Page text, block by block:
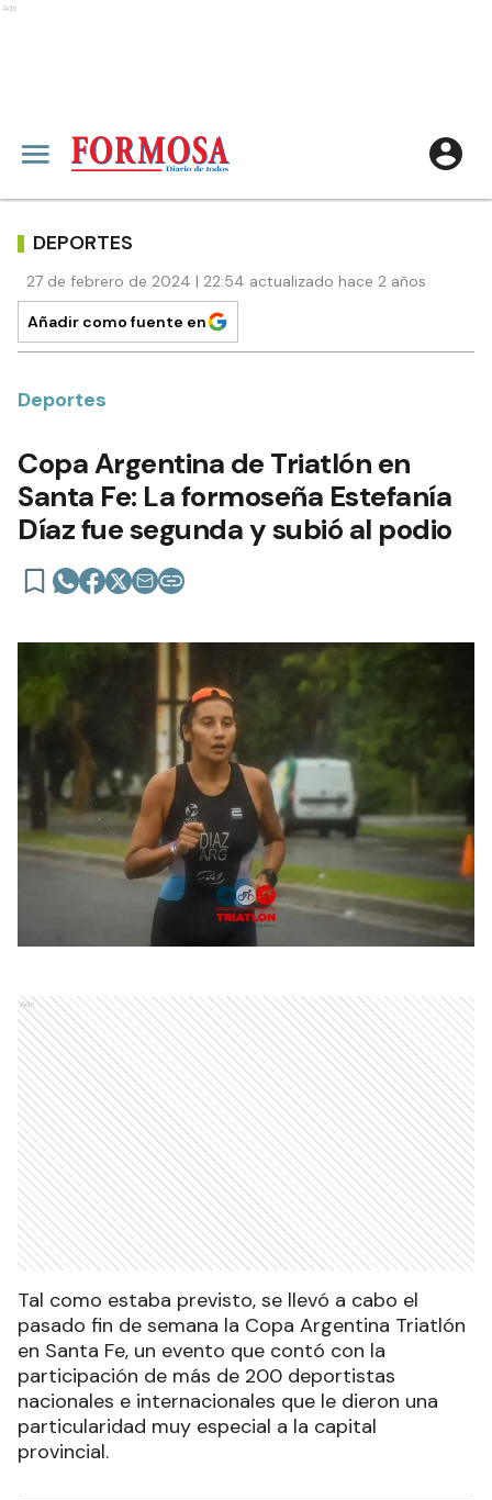
Ads
DEPORTES
27 de febrero de 2024 | 22:54 actualizado hace 2 años
Añadir como fuente en
Deportes
Copa Argentina de Triatlón en
Santa Fe: La formoseña Estefanía
Díaz fue segunda y subió al podio
Ads
Tal como estaba previsto, se llevó a cabo el
pasado fin de semana la Copa Argentina Triatlón
en Santa Fe, un evento que contó con la
participación de más de 200 deportistas
nacionales e internacionales que le dieron una
particularidad muy especial a la capital
provincial.